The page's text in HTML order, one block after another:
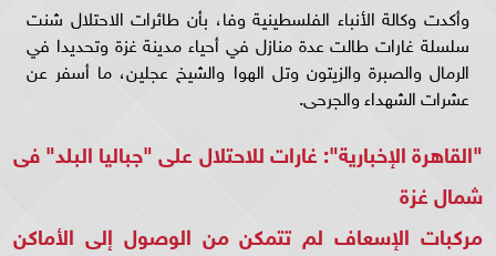
وأكدت وكالة الأنباء الفلسطينية وفا، بأن طائرات الاحتلال شنت
سلسلة غارات طالت عدة منازل في أحياء مدينة غزة وتحديدا في
الرمال والصبرة والزيتون وتل الهوا والشيخ عجلين، ما أسفر عن
عشرات الشهداء والجرحى.
"القاهرة الإخبارية": غارات للاحتلال على "جباليا البلد" فى
شمال غزة
مركبات الإسعاف لم تتمكن من الوصول إلى الأماكن